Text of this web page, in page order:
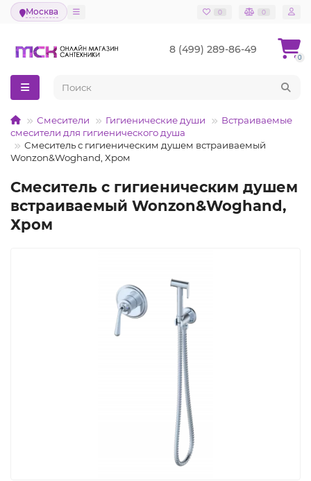
Москва 0 0
8 (499) 289-86-49
0
Смесители Гигиенические души
Встраиваемые
смесители для гигиенического душа
Смеситель с гигиеническим душем встраиваемый
Wonzon&Woghand, Хром
Смеситель с гигиеническим душем
встраиваемый Wonzon&Woghand,
Хром